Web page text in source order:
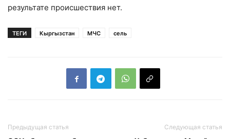
результате происшествия нет.
ТЕГИ Кыргызстан МЧС сель
Предыдущая статья Следующая статья